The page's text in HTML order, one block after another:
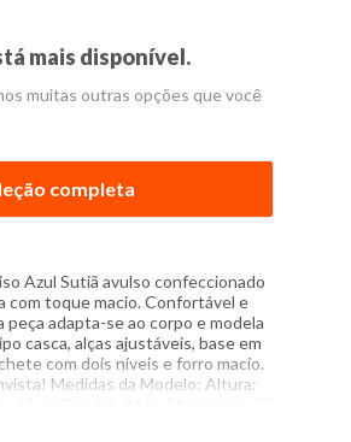
mais disponível.
muitas outras opções que você
completa
Azul Sutiã avulso confeccionado
com toque macio. Confortável e
adapta-se ao corpo e modela
casca, alças ajustáveis, base em
com dois níveis e forro macio.
Medidas da Modelo: Altura:
63cm Quadril: 94cm Manequim: 38